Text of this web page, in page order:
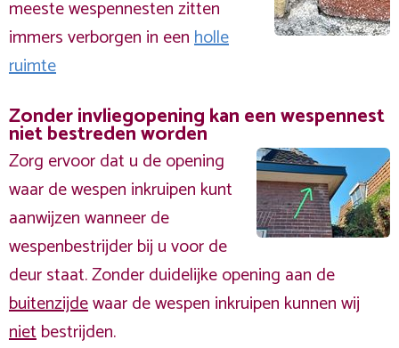
meeste wespennesten zitten
immers verborgen in eenholle
ruimte
Zonder invliegopening kan een wespennest
niet bestreden worden
Zorg ervoor dat u de opening
waar de wespen inkruipen kunt
aanwijzen wanneer de
wespenbestrijder bij u voor de
deur staat. Zonder duidelijke opening aan de
buitenzijdewaar de wespen inkruipen kunnen wij
nietbestrijden.